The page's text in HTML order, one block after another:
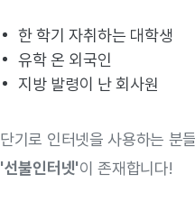
한 학기 자취하는 대학생
유학 온 외국인
지방 발령이 난 회사원
단기로 인터넷을 사용하는 분
'선불인터넷'이 존재합니다!